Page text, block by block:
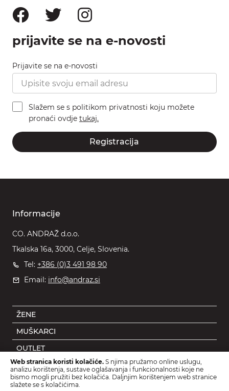
prijavite se na e-novosti
Prijavite se na e-novosti
Slažem se s politikom privatnosti koju možete
pronaći ovdje tukaj.
Registracija
Informacije
CO. ANDRAŽ d.o.o.
Tkalska 16a, 3000, Celje, Slovenia.
Tel: +386 (0)3 491 98 90
Email: info@andraz.si
ŽENE
MUŠKARCI
OUTLET
DJECA
DODACI
Web stranica koristi kolačiće. S njima pružamo online uslugu,
analizu korištenja, sustave oglašavanja i funkcionalnosti koje ne
bismo mogli pružiti bez kolačića. Daljnjim korištenjem web stranice
slažete se s kolačićima.